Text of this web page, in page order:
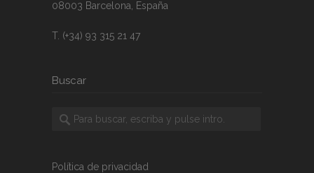
08003 Barcelona, España
T. (+34) 93 315 21 47
Buscar
Política de privacidad